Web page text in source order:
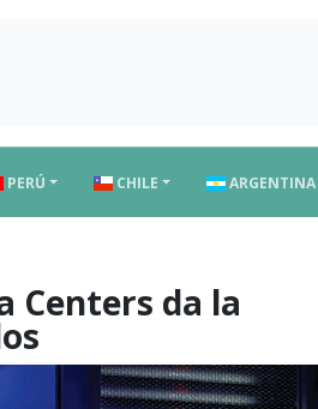
PERÚ CHILE ARGENTINA
Centers da la